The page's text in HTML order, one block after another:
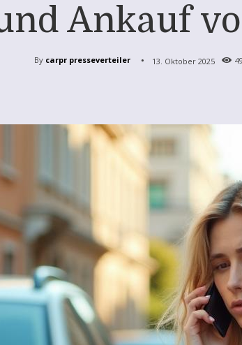
Ankauf
By carpr presseverteiler 13. Oktober 2025